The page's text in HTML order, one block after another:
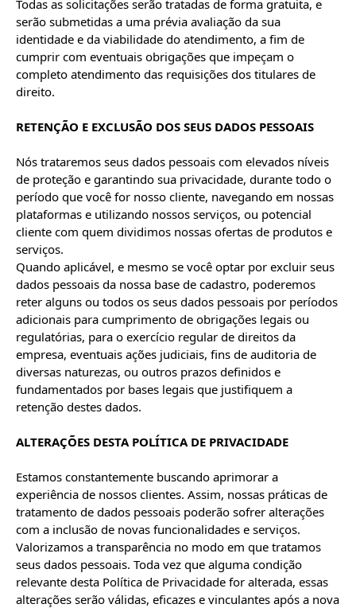
Todas as solicitações serão tratadas de forma gratuita, e
serão submetidas a uma prévia avaliação da sua
identidade e da viabilidade do atendimento, a fim de
cumprir com eventuais obrigações que impeçam o
completo atendimento das requisições dos titulares de
direito.
RETENÇÃO E EXCLUSÃO DOS SEUS DADOS PESSOAIS
Nós trataremos seus dados pessoais com elevados níveis
de proteção e garantindo sua privacidade, durante todo o
período que você for nosso cliente, navegando em nossas
plataformas e utilizando nossos serviços, ou potencial
cliente com quem dividimos nossas ofertas de produtos e
serviços.
Quando aplicável, e mesmo se você optar por excluir seus
dados pessoais da nossa base de cadastro, poderemos
reter alguns ou todos os seus dados pessoais por períodos
adicionais para cumprimento de obrigações legais ou
regulatórias, para o exercício regular de direitos da
empresa, eventuais ações judiciais, fins de auditoria de
diversas naturezas, ou outros prazos definidos e
fundamentados por bases legais que justifiquem a
retenção destes dados.
ALTERAÇÕES DESTA POLÍTICA DE PRIVACIDADE
Estamos constantemente buscando aprimorar a
experiência de nossos clientes. Assim, nossas práticas de
tratamento de dados pessoais poderão sofrer alterações
com a inclusão de novas funcionalidades e serviços.
Valorizamos a transparência no modo em que tratamos
seus dados pessoais. Toda vez que alguma condição
relevante desta Política de Privacidade for alterada, essas
alterações serão válidas, eficazes e vinculantes após a nova